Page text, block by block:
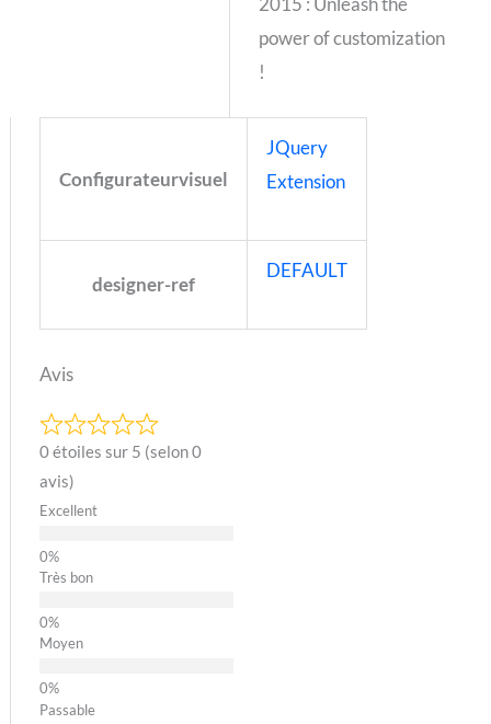
power of customization
!
Configurateurvisuel
JQuery
Extension
designer-ref
DEFAULT
Avis
0 étoiles sur 5 (selon 0
avis)
Excellent
Très bon
Moyen
Passable